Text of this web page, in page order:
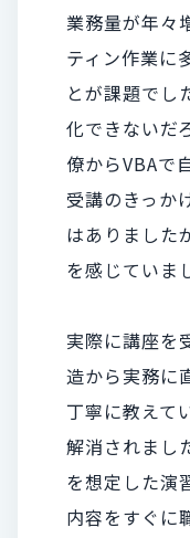
業務量が年々
ティン作業に
とが課題でし
化できないだ
僚からVBAで
受講のきっか
はありました
を感じていま
実際に講座を
造から実務に
丁寧に教えて
解消されまし
を想定した演
内容をすぐに